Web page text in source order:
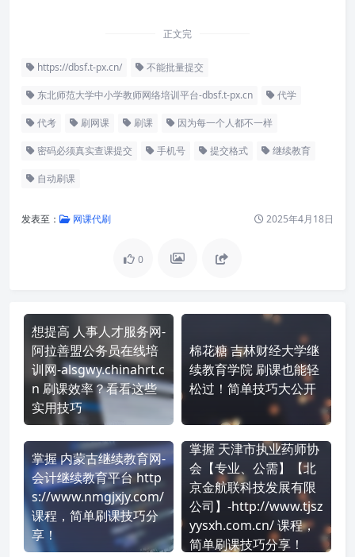
正文完
https://dbsf.t-px.cn/ 不能批量提交
东北师范大学中小学教师网络培训平台-dbsf.t-px.cn 代学
代考 刷网课 刷课 因为每一个人都不一样
密码必须真实查课提交 手机号 提交格式 继续教育
自动刷课
发表至： 网课代刷 2025年4月18日
0
想提高 人事人才服务网-
阿拉善盟公务员在线培
训网-alsgwy.chinahrt.c
n 刷课效率？看看这些
实用技巧
棉花糖 吉林财经大学继
续教育学院 刷课也能轻
松过！简单技巧大公开
掌握 内蒙古继续教育网-
会计继续教育平台 http
s://www.nmgjxjy.com/
课程，简单刷课技巧分
享！
掌握 天津市执业药师协
会【专业、公需】【北
京金航联科技发展有限
公司】-http://www.tjsz
yysxh.com.cn/ 课程，
简单刷课技巧分享！